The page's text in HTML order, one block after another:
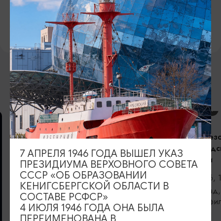
16+
Официальный сайт
ВОЗМОЖНО ВАС ЗАИНТЕРЕСУЕТ
ВЫСТАВКИ
КОНЦЕРТЫ
Открытие
филармонии
06.09.2026,
областная
7 АПРЕЛЯ 1946 ГОДА ВЫШЕЛ УКАЗ
ПРЕЗИДИУМА ВЕРХОВНОГО СОВЕТА
СССР «ОБ ОБРАЗОВАНИИ
КЕНИГСБЕРГСКОЙ ОБЛАСТИ В
СОСТАВЕ РСФСР»
4 ИЮЛЯ 1946 ГОДА ОНА БЫЛА